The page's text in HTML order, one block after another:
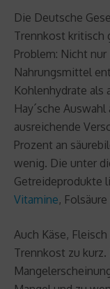
Die Deutsche
Trennkost kritisch
Problem: Nicht
Nahrungsmittel
Kohlenhydrate als
Hay´sche
ausreichende
Prozent an
wenig. Die unter
Getreideprodukte
Vitamine, Folsäure
Auch Käse,
Trennkost zu